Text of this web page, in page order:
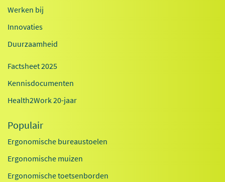
Werken bij
Innovaties
Duurzaamheid
Factsheet 2025
Kennisdocumenten
Health2Work 20-jaar
Populair
Ergonomische bureaustoelen
Ergonomische muizen
Ergonomische toetsenborden